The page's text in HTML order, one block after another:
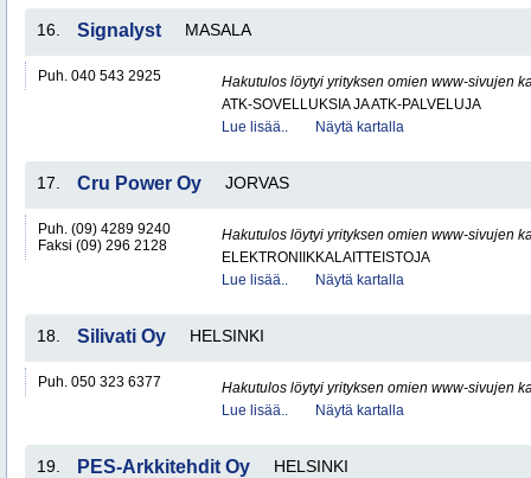
16. Signalyst MASALA
Puh. 040 543 2925
Hakutulos löytyi yrityksen omien www-sivujen
ATK-SOVELLUKSIA JA ATK-PALVELUJA
Lue lisää..
Näytä kartalla
17. Cru Power Oy JORVAS
Puh. (09) 4289 9240
Faksi (09) 296 2128
Hakutulos löytyi yrityksen omien www-sivujen
ELEKTRONIIKKALAITTEISTOJA
Lue lisää..
Näytä kartalla
18. Silivati Oy HELSINKI
Puh. 050 323 6377
Hakutulos löytyi yrityksen omien www-sivujen
Lue lisää..
Näytä kartalla
19. PES-Arkkitehdit Oy HELSINKI